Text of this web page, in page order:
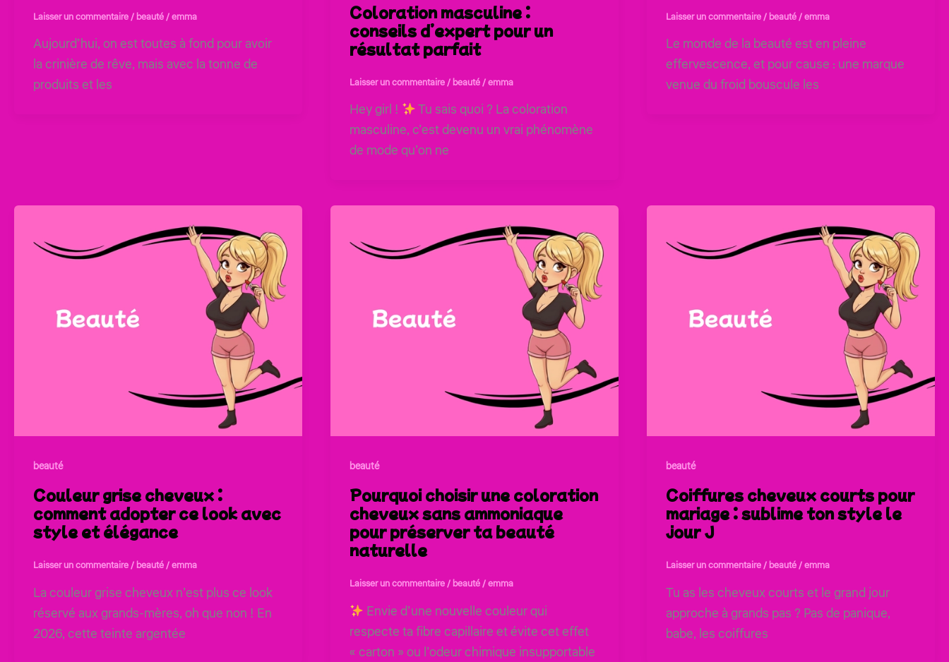
Laisser un commentaire/ beauté/emma
Aujourd’hui, on est toutes à fond pour avoir
la crinière de rêve, mais avec la tonne de
produits et les
Coloration masculine :
conseils d’expert pour un
résultat parfait
Laisser un commentaire/beauté/emma
Hey girl !
Tu sais quoi ? La coloration
masculine, c’est devenu un vrai phénomène
de mode qu’on ne
Laisser un commentaire/ beauté/emma
Le monde de la beauté est en pleine
effervescence, et pour cause : une marque
venue du froid bouscule les
beauté
Couleur grise cheveux :
comment adopter ce look avec
style et élégance
Laisser un commentaire/beauté/emma
La couleur grise cheveux n’est plus ce look
réservé aux grands-mères, oh que non ! En
2026, cette teinte argentée
beauté
Pourquoi choisir une coloration
cheveux sans ammoniaque
pour préserver ta beauté
naturelle
Laisser un commentaire/beauté/emma
Envie d’une nouvelle couleur qui
respecte ta fibre capillaire et évite cet effet
« carton » ou l’odeur chimique insupportable
beauté
Coiffures cheveux courts pour
mariage : sublime ton style le
jour J
Laisser un commentaire/beauté/emma
Tu as les cheveux courts et le grand jour
approche à grands pas ? Pas de panique,
babe, les coiffures